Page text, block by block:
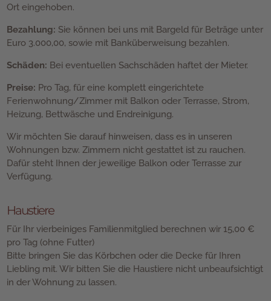
Ort eingehoben.
Bezahlung: Sie können bei uns mit Bargeld für Beträge unter
Euro 3.000,00, sowie mit Banküberweisung bezahlen.
Schäden: Bei eventuellen Sachschäden haftet der Mieter.
Preise: Pro Tag, für eine komplett eingerichtete
Ferienwohnung/Zimmer mit Balkon oder Terrasse, Strom,
Heizung, Bettwäsche und Endreinigung.
Wir möchten Sie darauf hinweisen, dass es in unseren
Wohnungen bzw. Zimmern nicht gestattet ist zu rauchen.
Dafür steht Ihnen der jeweilige Balkon oder Terrasse zur
Verfügung.
Haustiere
Für Ihr vierbeiniges Familienmitglied berechnen wir 15,00 €
pro Tag (ohne Futter)
Bitte bringen Sie das Körbchen oder die Decke für Ihren
Liebling mit. Wir bitten Sie die Haustiere nicht unbeaufsichtigt
in der Wohnung zu lassen.